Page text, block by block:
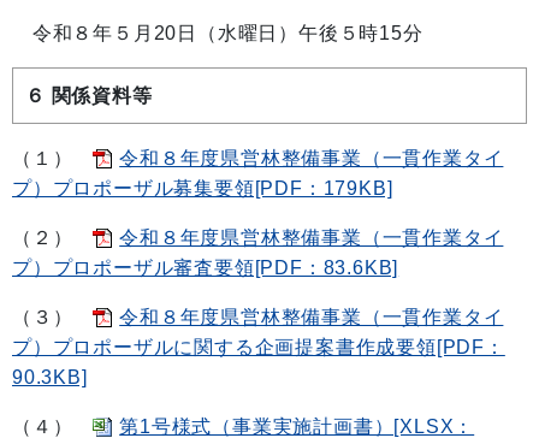
令和８年５月20日（水曜日）午後５時15分
６ 関係資料等
（１）
令和８年度県営林整備事業（一貫作業タイ
プ）プロポーザル募集要領[PDF：179KB]
（２）
令和８年度県営林整備事業（一貫作業タイ
プ）プロポーザル審査要領[PDF：83.6KB]
（３）
令和８年度県営林整備事業（一貫作業タイ
プ）プロポーザルに関する企画提案書作成要領[PDF：
90.3KB]
（４）
第1号様式（事業実施計画書）[XLSX：